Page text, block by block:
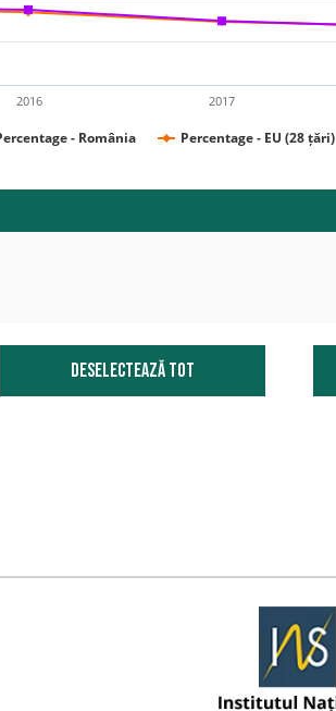
- România Percentage - EU (28 țări)
2016 2017
Deselectează tot